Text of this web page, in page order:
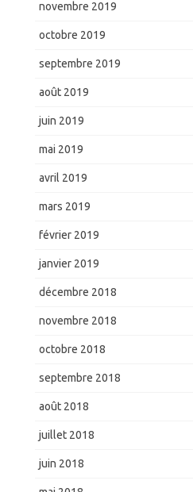
novembre 2019
octobre 2019
septembre 2019
août 2019
juin 2019
mai 2019
avril 2019
mars 2019
février 2019
janvier 2019
décembre 2018
novembre 2018
octobre 2018
septembre 2018
août 2018
juillet 2018
juin 2018